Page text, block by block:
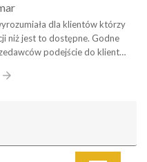
dla klientów którzy
niż jest to dostępne. Godne
podejście do klienta
arrow_forward